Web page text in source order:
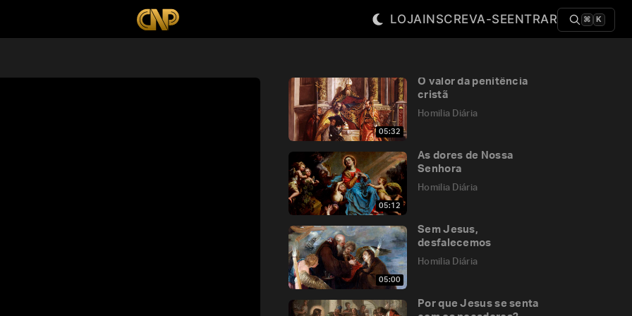
LOJAINSCREVA-SEENTRAR ⌘ K
05:32
O valor da penitência
cristã
Homilia Diária
05:12
As dores de Nossa
Senhora
Homilia Diária
05:00
Sem Jesus,
desfalecemos
Homilia Diária
Por que Jesus se senta